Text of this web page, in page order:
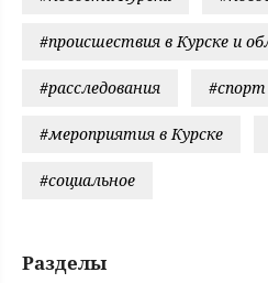
#происшествия в Курске и
#расследования #спорт
#мероприятия в Курске
#социальное
Разделы